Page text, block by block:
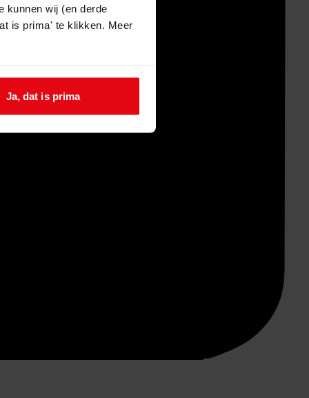
kunnen wij (en derde
is prima' te klikken. Meer
Ja, dat is prima